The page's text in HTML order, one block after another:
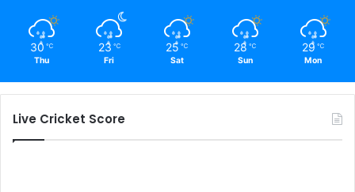
30 ℃
Thu
23 ℃
Fri
25 ℃
Sat
28 ℃
Sun
29 ℃
Mon
Live Cricket Score